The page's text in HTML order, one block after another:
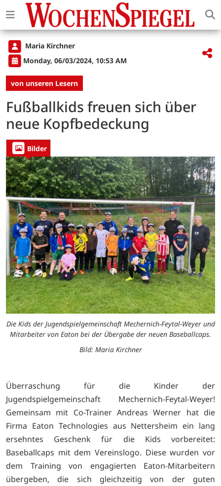
Maria Kirchner
Monday, 06/03/2024, 10:53 AM
von unseren Lesern
Fußballkids freuen sich über
neue Kopfbedeckung
Bilder
Die Kids der Jugendspielgemeinschaft Mechernich-Feytal-Weyer und
Mitarbeiter von Eaton bei der Übergabe der neuen Baseballcaps.
Bild: Maria Kirchner
Überraschung für die Kinder der
Jugendspielgemeinschaft Mechernich-Feytal-Weyer!
Gemeinsam mit Co-Trainer Andreas Werner hat die
Firma Eaton Technologies aus Nettersheim ein lang
ersehntes Geschenk für die Kids vorbereitet:
Baseballcaps mit dem Vereinslogo. Diese wurden vor
dem Training von engagierten Eaton-Mitarbeitern
übergeben, die sich gleichzeitig von der guten